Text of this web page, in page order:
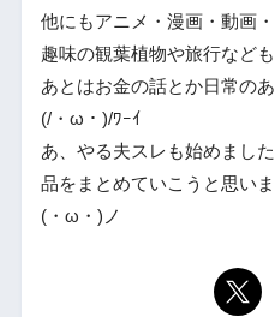
他にもアニメ・漫画・動画
趣味の観葉植物や旅行など
あとはお金の話とか日常の
(/・ω・)/ﾜｰｲ
あ、やる夫スレも始めまし
品をまとめていこうと思いま
(・ω・)ノ